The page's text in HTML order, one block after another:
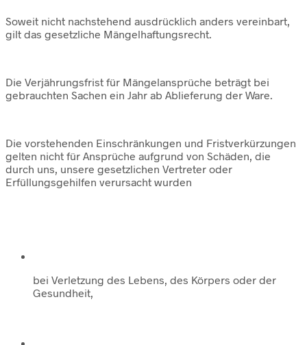
Soweit nicht nachstehend ausdrücklich anders vereinbart,
gilt das gesetzliche Mängelhaftungsrecht.
Die Verjährungsfrist für Mängelansprüche beträgt bei
gebrauchten Sachen ein Jahr ab Ablieferung der Ware.
Die vorstehenden Einschränkungen und Fristverkürzungen
gelten nicht für Ansprüche aufgrund von Schäden, die
durch uns, unsere gesetzlichen Vertreter oder
Erfüllungsgehilfen verursacht wurden
bei Verletzung des Lebens, des Körpers oder der
Gesundheit,